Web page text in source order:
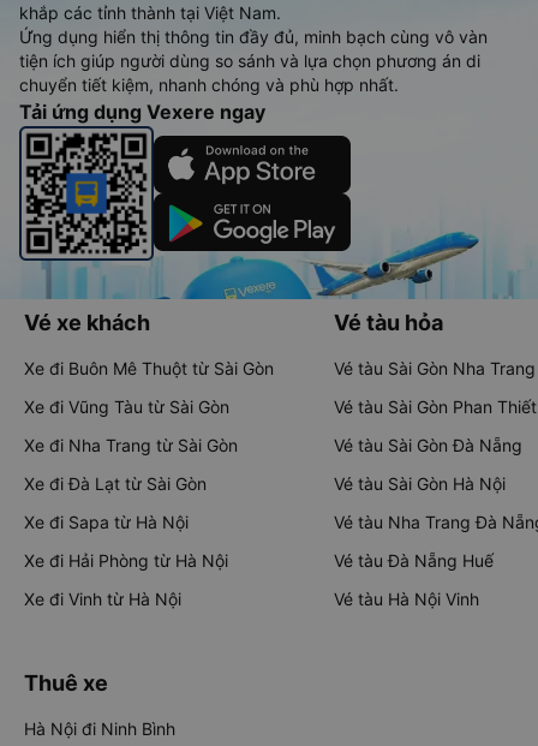
khắp các tỉnh thành tại Việt Nam.
Ứng dụng hiển thị thông tin đầy đủ, minh bạch cùng vô vàn
tiện ích giúp người dùng so sánh và lựa chọn phương án di
chuyển tiết kiệm, nhanh chóng và phù hợp nhất.
Tải ứng dụng Vexere ngay
Vé xe khách
Xe đi Buôn Mê Thuột từ Sài Gòn
Xe đi Vũng Tàu từ Sài Gòn
Xe đi Nha Trang từ Sài Gòn
Xe đi Đà Lạt từ Sài Gòn
Xe đi Sapa từ Hà Nội
Xe đi Hải Phòng từ Hà Nội
Xe đi Vinh từ Hà Nội
Vé tàu hỏa
Vé tàu Sài Gòn Nha Trang
Vé tàu Sài Gòn Phan Thiết
Vé tàu Sài Gòn Đà Nẵng
Vé tàu Sài Gòn Hà Nội
Vé tàu Nha Trang Đà
Vé tàu Đà Nẵng Huế
Vé tàu Hà Nội Vinh
Thuê xe
Hà Nội đi Ninh Bình